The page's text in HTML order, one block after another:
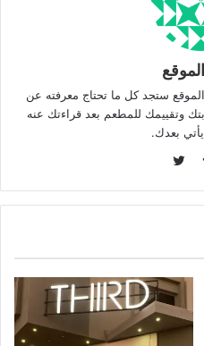
ستجد كل ما تحتاج معرفته عن
وتقييمك للمطعم بعد قراءتك عنه
بعدك.
Facebook